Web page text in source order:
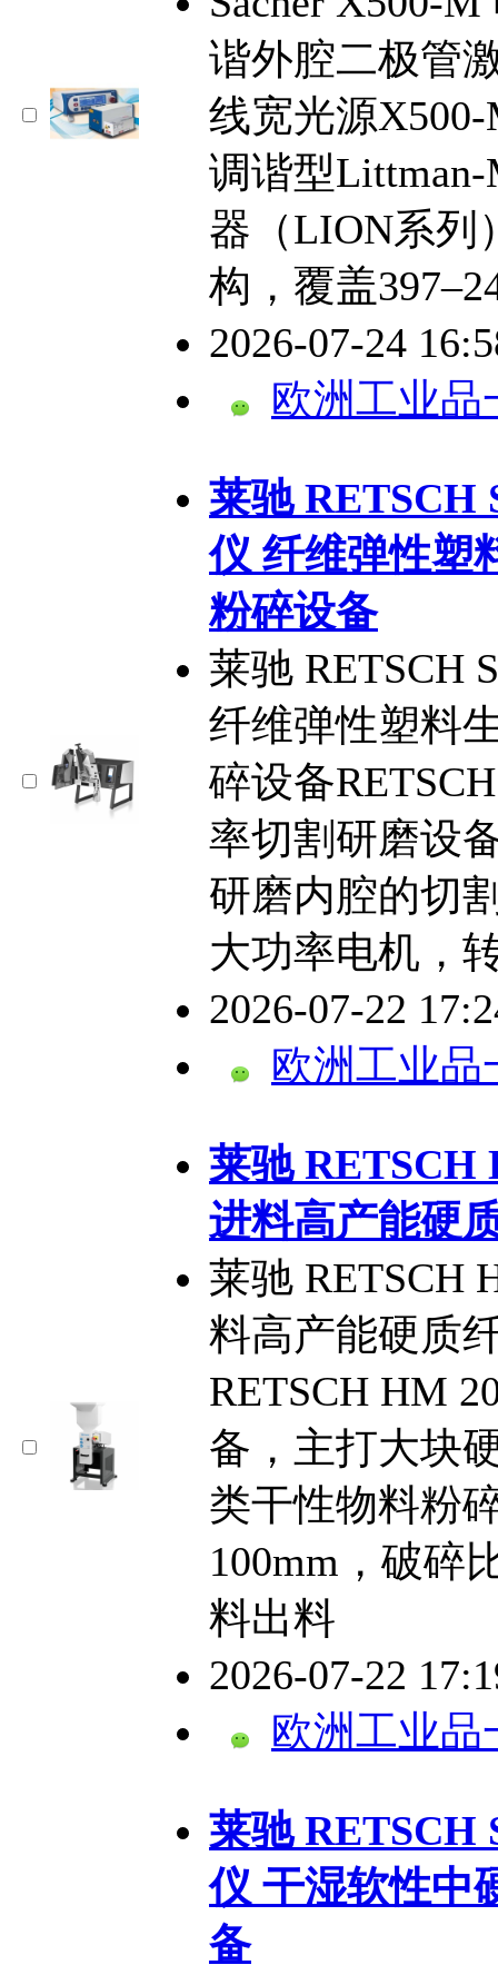
谐外腔二极管
线宽光源X500-
调谐型
器（LION系列
构，覆盖
2026-07-24
欧洲工业品
莱驰 RETSCH
仪 纤维弹性塑
粉碎设备
莱驰 RETSCH
纤维弹性塑料
碎设备
率切割研磨设
研磨内腔的切
大功率电机，
2026-07-22
欧洲工业品
莱驰 RETSCH
进料高产能硬
莱驰 RETSCH
料高产能硬质
RETSCH HM
备，主打大块
类干性物料粉
100mm，破碎
料出料
2026-07-22
欧洲工业品
莱驰 RETSCH
仪 干湿软性中
备